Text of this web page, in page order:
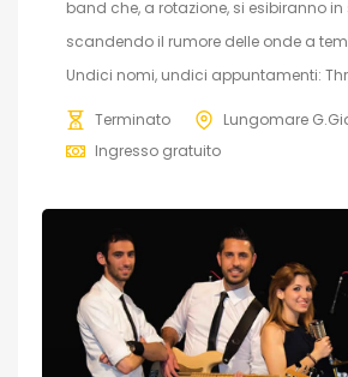
band che, a rotazione, si esibiranno
scandendo il rumore delle onde a
Undici nomi, undici appuntamenti:
Terminato
Lungomare
Ingresso gratuito